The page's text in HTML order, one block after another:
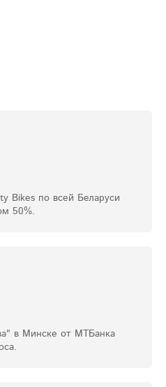
Bikes по всей Беларуси
50%.
в Минске от МТБанка